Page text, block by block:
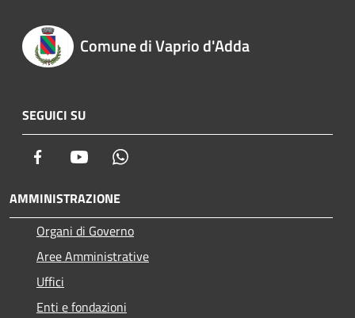
Comune di Vaprio d'Adda
SEGUICI SU
Facebook Youtube
AMMINISTRAZIONE
Organi di Governo
Aree Amministrative
Uffici
Enti e fondazioni